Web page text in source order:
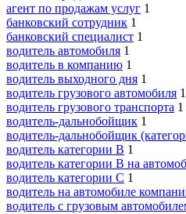
агент по продажам услуг 1
банковский сотрудник 1
банковский специалист 1
водитель автомобиля 1
водитель в компанию 1
водитель выходного дня 1
водитель грузового автомобиля 1
водитель грузового транспорта 1
водитель-дальнобойщик 1
водитель-дальнобойщик
водитель категории B 1
водитель категории B на
водитель категории C 1
водитель на автомобиле
водитель с грузовым